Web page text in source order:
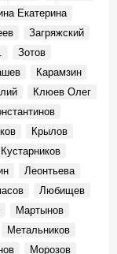
ученым и
гг. зав.
Екатерина
Загряжский
Зотов
Карамзин
Клюев Олег
Крылов
Кустарников
Леонтьева
Любищев
Мартынов
Метальников
Морозов